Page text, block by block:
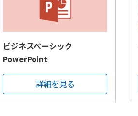
ビジネスベーシック
PowerPoint
詳細を見る